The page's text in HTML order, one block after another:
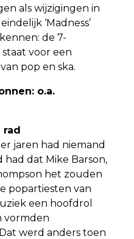
als wijzigingen in
‘Madness’
de 7-
voor een
pop en ska.
o.a.
rad
jaren had niemand
dat Mike Barson,
het zouden
popartiesten van
een hoofdrol
vormden
werd anders toen